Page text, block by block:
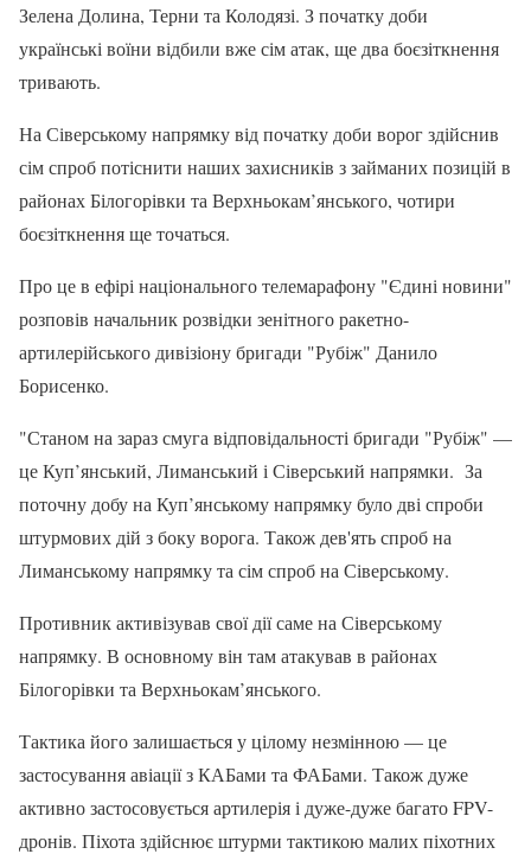
Зелена Долина, Терни та Колодязі. З початку доби
українські воїни відбили вже сім атак, ще два боєзіткнення
тривають.
На Сіверському напрямку від початку доби ворог здійснив
сім спроб потіснити наших захисників з займаних позицій в
районах Білогорівки та Верхньокам’янського, чотири
боєзіткнення ще точаться.
Про це в ефірі національного телемарафону "Єдині новини"
розповів начальник розвідки зенітного ракетно-
артилерійського дивізіону бригади "Рубіж" Данило
Борисенко.
"Станом на зараз смуга відповідальності бригади "Рубіж" —
це Куп’янський, Лиманський і Сіверський напрямки. За
поточну добу на Куп’янському напрямку було дві спроби
штурмових дій з боку ворога. Також дев'ять спроб на
Лиманському напрямку та сім спроб на Сіверському.
Противник активізував свої дії саме на Сіверському
напрямку. В основному він там атакував в районах
Білогорівки та Верхньокам’янського.
Тактика його залишається у цілому незмінною — це
застосування авіації з КАБами та ФАБами. Також дуже
активно застосовується артилерія і дуже-дуже багато FPV-
дронів. Піхота здійснює штурми тактикою малих піхотних